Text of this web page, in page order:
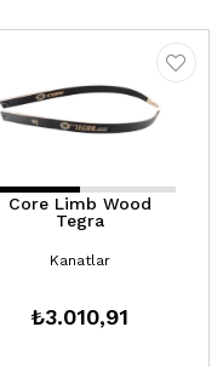
Core Limb Wood
Tegra
Kanatlar
₺3.010,91